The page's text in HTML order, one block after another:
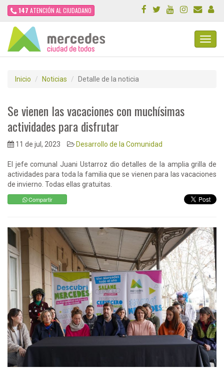
147 ATENCIÓN AL CIUDADANO
Inicio Noticias Detalle de la noticia
Se vienen las vacaciones con muchísimas
actividades para disfrutar
11 de jul, 2023 Desarrollo de la Comunidad
El jefe comunal Juani Ustarroz dio detalles de la amplia grilla de
actividades para toda la familia que se vienen para las vacaciones
de invierno. Todas ellas gratuitas.
Compartir